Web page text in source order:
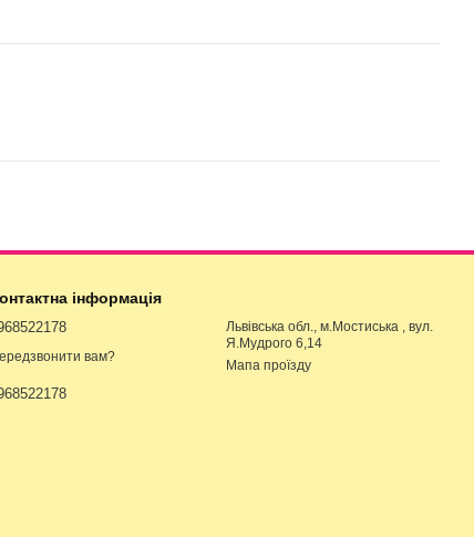
інформація
вам?
Львівська обл., м.Мостиська , вул.
Я.Мудрого 6,14
Мапа проїзду